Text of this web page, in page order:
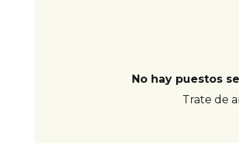
No hay puestos
Trate de